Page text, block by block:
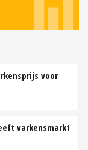
voor
varkensmarkt